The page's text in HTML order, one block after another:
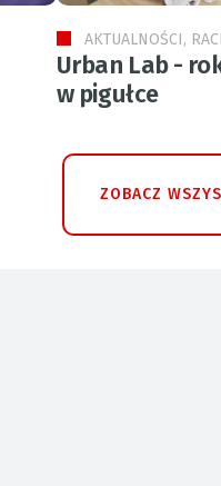
AKTUALNOŚCI,
Urban Lab -
w pigułce
ZOBACZ